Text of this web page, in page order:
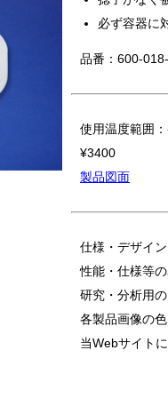
必ず容器に
品番：600-
使用温度範囲
¥3400
製品図面
仕様・デザイ
性能・仕様等
研究・分析用
各製品画像の
当Webサイト